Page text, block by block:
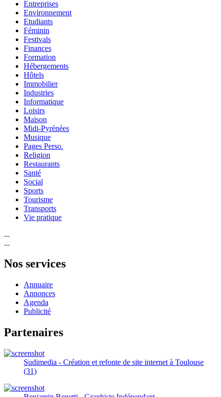
Entreprises
Environnement
Etudiants
Féminin
Festivals
Finances
Formation
Hébergements
Hôtels
Immobilier
Industries
Informatique
Loisirs
Maison
Midi-Pyrénées
Musique
Pages Perso.
Religion
Restaurants
Santé
Social
Sports
Tourisme
Transports
Vie pratique
...
...
Nos services
Annuaire
Annonces
Agenda
Publicité
Partenaires
Sudimedia - Création et refonte de site internet à Toulouse
(31)